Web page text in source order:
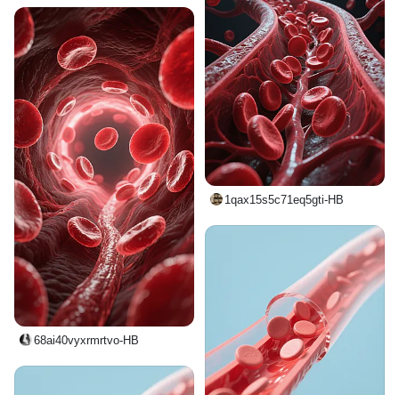
1qax15s5c71eq5gti-HB
68ai40vyxrmrtvo-HB